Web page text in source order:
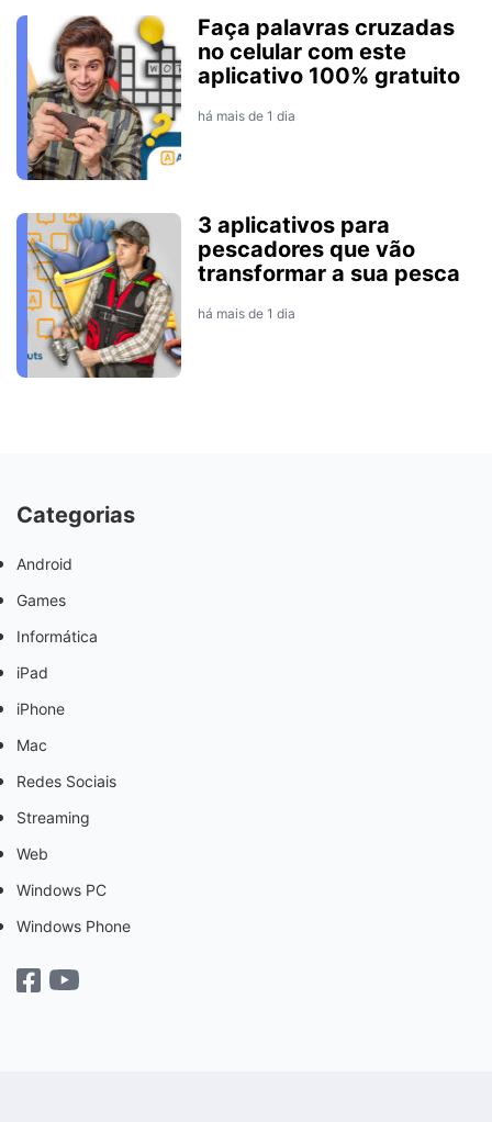
Faça palavras cruzadas
no celular com este
aplicativo 100% gratuito
há mais de 1 dia
3 aplicativos para
pescadores que vão
transformar a sua pesca
há mais de 1 dia
Categorias
Android
Games
Informática
iPad
iPhone
Mac
Redes Sociais
Streaming
Web
Windows PC
Windows Phone